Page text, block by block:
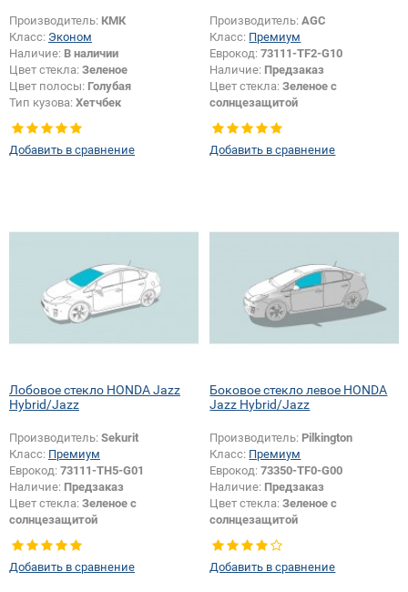
Производитель: КМК
Класс: Эконом
Наличие: В наличии
Цвет стекла: Зеленое
Цвет полосы: Голубая
Тип кузова: Хетчбек
Добавить в сравнение
Производитель:AGC
Класс: Премиум
Еврокод:73111-TF2-G10
Наличие: Предзаказ
Цвет стекла:Зеленое с
солнцезащитой
Тип кузова:Хетчбек
Появление или изменение
шелкографии:Да
Добавить в сравнение
Лобовое стекло HONDA Jazz
Hybrid/Jazz
Производитель: Sekurit
Класс: Премиум
Еврокод: 73111-TH5-G01
Наличие: Предзаказ
Цвет стекла: Зеленое с
солнцезащитой
Добавить в сравнение
Боковое стекло левое HONDA
Jazz Hybrid/Jazz
Производитель: Pilkington
Класс: Премиум
Еврокод:73350-TF0-G00
Наличие: Предзаказ
Цвет стекла:Зеленое с
солнцезащитой
Тип стекла:Боковое стекло левое
Появление или изменение
Добавить в сравнение